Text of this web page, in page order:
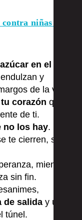
niñas y
en el
y
de la vida.
corazón que
de ti.
no los hay.
te cierren, solo
mientras
sin fin.
de salida y una
túnel.